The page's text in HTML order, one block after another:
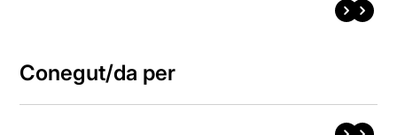
Conegut/da per